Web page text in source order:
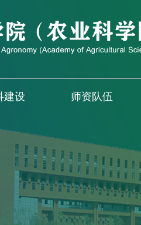
建设 师资队伍